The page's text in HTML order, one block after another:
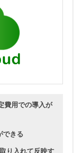
費用での導入が
できる
り入れて反映す